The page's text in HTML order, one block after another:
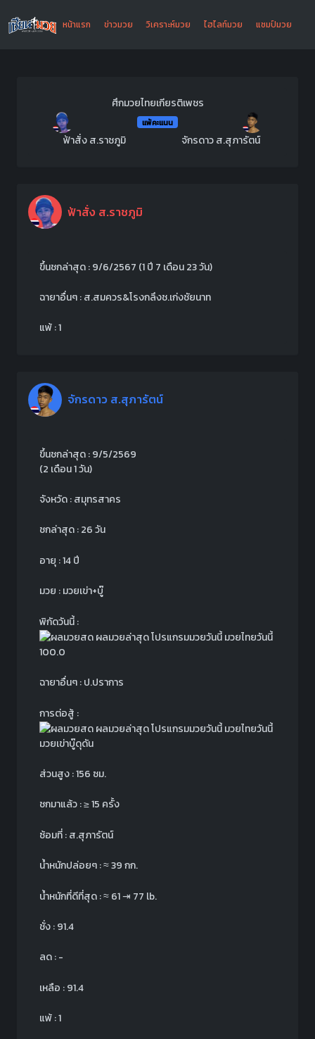
หน้าแรก ข่าวมวย วิเคราะห์มวย ไฮไลท์มวย แชมป์มวย
ศึกมวยไทยเกียรติเพชร
แพ้คะแนน
ฟ้าสั่ง ส.ราชภูมิ จักรดาว ส.สุภารัตน์
ฟ้าสั่ง ส.ราชภูมิ
ขึ้นชกล่าสุด : 9/6/2567 (1 ปี 7 เดือน 23 วัน)
ฉายาอื่นๆ : ส.สมควร&โรงกลึงช.เก่งชัยนาท
แพ้ : 1
จักรดาว ส.สุภารัตน์
ขึ้นชกล่าสุด : 9/5/2569
(2 เดือน 1 วัน)
จังหวัด : สมุทรสาคร
ชกล่าสุด : 26 วัน
อายุ : 14 ปี
มวย : มวยเข่า+บู๊
พิกัดวันนี้ :
100.0
ฉายาอื่นๆ : ป.ปราการ
การต่อสู้ :
มวยเข่าบู๊ดุดัน
ส่วนสูง : 156 ซม.
ชกมาแล้ว :≥15 ครั้ง
ซ้อมที่ : ส.สุภารัตน์
น้ำหนักปล่อยๆ :≈39 กก.
น้ำหนักที่ดีที่สุด :≈61⇥ 77 lb.
ชั่ง : 91.4
ลด : -
เหลือ : 91.4
แพ้ : 1